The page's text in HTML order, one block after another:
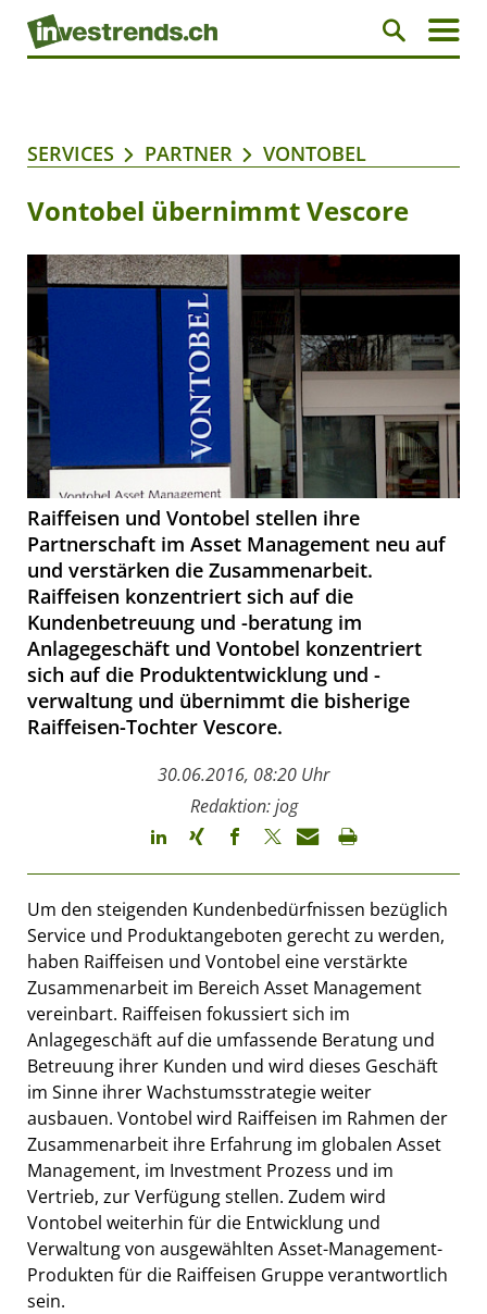
SERVICES PARTNER VONTOBEL
Vontobel übernimmt Vescore
Raiffeisen und Vontobel stellen ihre
Partnerschaft im Asset Management neu auf
und verstärken die Zusammenarbeit.
Raiffeisen konzentriert sich auf die
Kundenbetreuung und -beratung im
Anlagegeschäft und Vontobel konzentriert
sich auf die Produktentwicklung und -
verwaltung und übernimmt die bisherige
Raiffeisen-Tochter Vescore.
30.06.2016, 08:20 Uhr
Redaktion: jog
Um den steigenden Kundenbedürfnissen bezüglich
Service und Produktangeboten gerecht zu werden,
haben Raiffeisen und Vontobel eine verstärkte
Zusammenarbeit im Bereich Asset Management
vereinbart. Raiffeisen fokussiert sich im
Anlagegeschäft auf die umfassende Beratung und
Betreuung ihrer Kunden und wird dieses Geschäft
im Sinne ihrer Wachstumsstrategie weiter
ausbauen. Vontobel wird Raiffeisen im Rahmen der
Zusammenarbeit ihre Erfahrung im globalen Asset
Management, im Investment Prozess und im
Vertrieb, zur Verfügung stellen. Zudem wird
Vontobel weiterhin für die Entwicklung und
Verwaltung von ausgewählten Asset-Management-
Produkten für die Raiffeisen Gruppe verantwortlich
sein.